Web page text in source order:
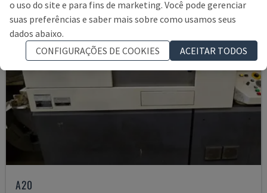
A20
o uso do site e para fins de marketing. Você pode gerenciar
suas preferências e saber mais sobre como usamos seus
dados abaixo.
CONFIGURAÇÕES DE COOKIES
ACEITAR TODOS